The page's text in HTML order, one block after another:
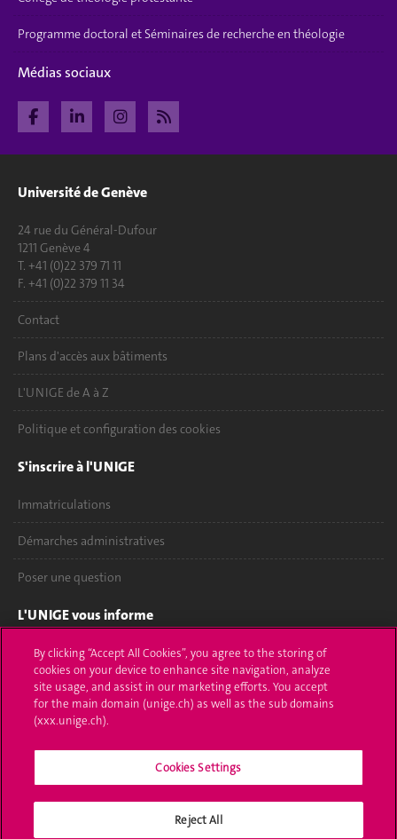
Programme doctoral et Séminaires de recherche en théologie
Médias sociaux
Université de Genève
24 rue du Général-Dufour
1211 Genève 4
T. +41 (0)22 379 71 11
F. +41 (0)22 379 11 34
Contact
Plans d'accès aux bâtiments
L'UNIGE de A à Z
Politique et configuration des cookies
S'inscrire à l'UNIGE
Immatriculations
Démarches administratives
Poser une question
L'UNIGE vous informe
UNIGE Mobile
Médias
Offres d'emploi
Calendrier académique
By clicking “Accept All Cookies”, you agree to the storing of
cookies on your device to enhance site navigation, analyze
site usage, and assist in our marketing efforts. You accept
for the main domain (unige.ch) as well as the sub domains
(xxx.unige.ch).
Cookies Settings
Reject All